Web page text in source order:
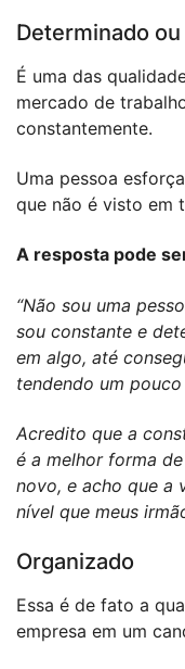
Determinado
É uma das
mercado de
constantemente.
Uma pessoa
que não é visto em
A resposta pode
“Não sou uma
sou constante e
em algo, até
tendendo um
Acredito que a
é a melhor forma
novo, e acho que a
nível que meus
Organizado
Essa é de fato a
empresa em um